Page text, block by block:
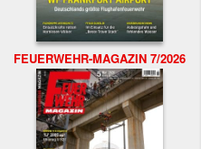
FEUERWEHR-MAGAZIN 7/2026